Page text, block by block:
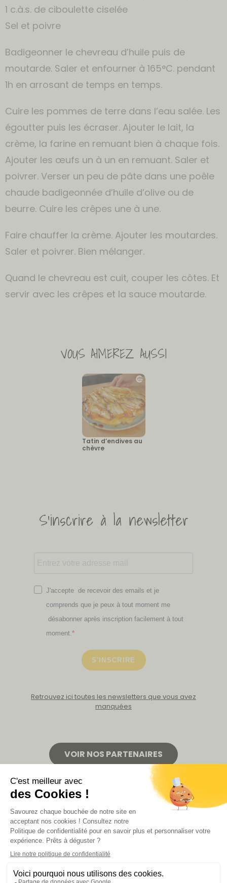
1 c.à.s. de ciboulette ciselée
Sel et poivre
Badigeonner le chevreau d’huile puis de
moutarde. Saler et enfourner à 165°C. pendant
1h en arrosant de temps en temps.
Cuire les pommes de terre dans l’eau salée. Les
égoutter puis les écraser. Ajouter le lait, la
crème, la farine en remuant bien à chaque fois.
Ajouter les œufs un à un en remuant. Saler et
poivrer. Verser un peu de pâte dans une poêle
chaude badigeonnée d’huile d’olive ou de
beurre. Cuire les crêpes une à une.
Faire chauffer la crème. Ajouter les moutardes.
Saler et poivrer. Bien mélanger.
Quand le chevreau est cuit, couper les côtes. Et
servir avec les crêpes et la sauce moutarde.
VOUS AIMEREZ AUSSI
Tatin d’endives au
chèvre
S'inscrire à la newsletter
J'accepte de recevoir des emails et je
comprends que je peux à tout moment me
désabonner après inscription facilement à tout
moment.
S'INSCRIRE
Retrouvez ici toutes les newsletters que vous avez
manquées
VOIR NOS PARTENAIRES
Politique de confidentialité Mentions légales CGV de la revue